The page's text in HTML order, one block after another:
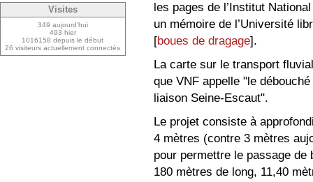
les pages de l’Institut
un mémoire de l’Université
[boues de dragage].
La carte sur le transport
que VNF appelle "le
liaison Seine-Escaut".
Le projet consiste à
4 mètres (contre 3 mètres
pour permettre le passage de
180 mètres de long, 11,40
Visites
349 aujourd’hui
493 hier
1016158 depuis le début
26 visiteurs actuellement connectés